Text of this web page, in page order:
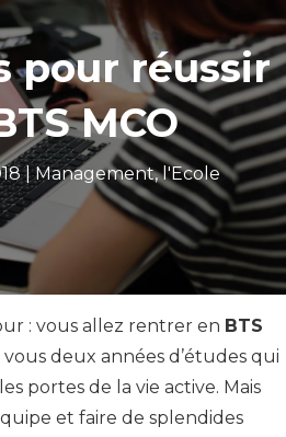
pour réussir
MCO
|Management,l'Ecole
: vous allez rentrer en BTS
vous deux années d’études qui
portes de la vie active. Mais
et faire de splendides